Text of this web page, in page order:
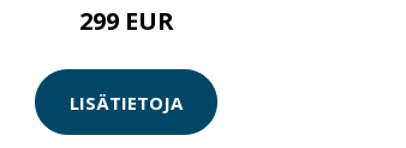
299 EUR
LISÄTIETOJA